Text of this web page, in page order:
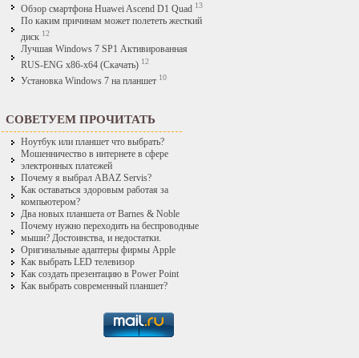
Обзор смартфона Huawei Ascend D1 Quad 13
По каким причинам может полететь жесткий
диск 12
Лучшая Windows 7 SP1 Активированная
RUS-ENG x86-x64 (Скачать) 12
Установка Windows 7 на планшет 10
СОВЕТУЕМ ПРОЧИТАТЬ
Ноутбук или планшет что выбрать?
Мошенничество в интернете в сфере
электронных платежей
Почему я выбрал ABAZ Servis?
Как оставаться здоровым работая за
компьютером?
Два новых планшета от Barnes & Noble
Почему нужно переходить на беспроводные
мыши? Достоинства, и недостатки.
Оригинальные адаптеры фирмы Apple
Как выбрать LED телевизор
Как создать презентацию в Power Point
Как выбрать современный планшет?